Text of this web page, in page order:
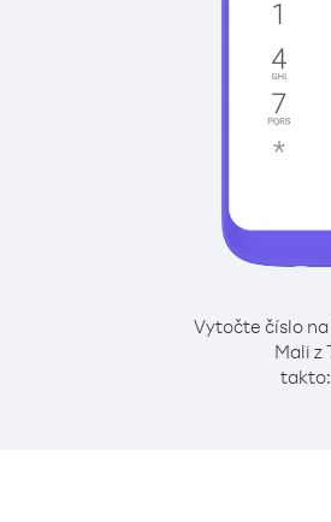
Vytočte číslo
Mali z
takto: